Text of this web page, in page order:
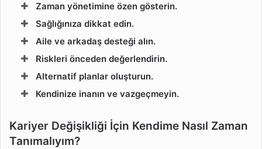
Zaman yönetimine özen gösterin.
Sağlığınıza dikkat edin.
Aile ve arkadaş desteği alın.
Riskleri önceden değerlendirin.
Alternatif planlar oluşturun.
Kendinize inanın ve vazgeçmeyin.
Kariyer Değişikliği İçin Kendime Nasıl Zaman
Tanımalıyım?